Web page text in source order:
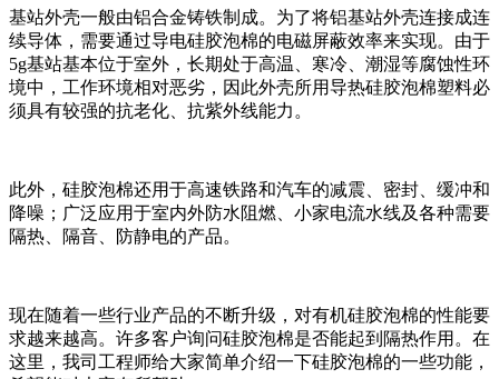
基站外壳一般由铝合金铸铁制成。为了将铝基站外壳连接成连
续导体，需要通过导电硅胶泡棉的电磁屏蔽效率来实现。由于
5g基站基本位于室外，长期处于高温、寒冷、潮湿等腐蚀性环
境中，工作环境相对恶劣，因此外壳所用导热硅胶泡棉塑料必
须具有较强的抗老化、抗紫外线能力。
此外，硅胶泡棉还用于高速铁路和汽车的减震、密封、缓冲和
降噪；广泛应用于室内外防水阻燃、小家电流水线及各种需要
隔热、隔音、防静电的产品。
现在随着一些行业产品的不断升级，对有机硅胶泡棉的性能要
求越来越高。许多客户询问硅胶泡棉是否能起到隔热作用。在
这里，我司工程师给大家简单介绍一下硅胶泡棉的一些功能，